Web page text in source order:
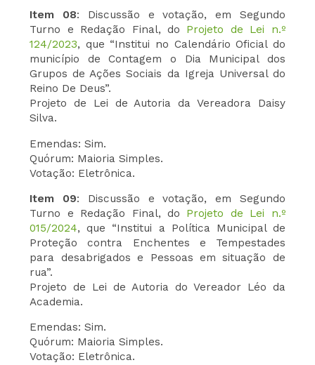
Item 08: Discussão e votação, em Segundo
Turno e Redação Final, do Projeto de Lei n.º
124/2023, que “Institui no Calendário Oficial do
município de Contagem o Dia Municipal dos
Grupos de Ações Sociais da Igreja Universal do
Reino De Deus”.
Projeto de Lei de Autoria da Vereadora Daisy
Silva.
Emendas: Sim.
Quórum: Maioria Simples.
Votação: Eletrônica.
Item 09: Discussão e votação, em Segundo
Turno e Redação Final, do Projeto de Lei n.º
015/2024, que “Institui a Política Municipal de
Proteção contra Enchentes e Tempestades
para desabrigados e Pessoas em situação de
rua”.
Projeto de Lei de Autoria do Vereador Léo da
Academia.
Emendas: Sim.
Quórum: Maioria Simples.
Votação: Eletrônica.